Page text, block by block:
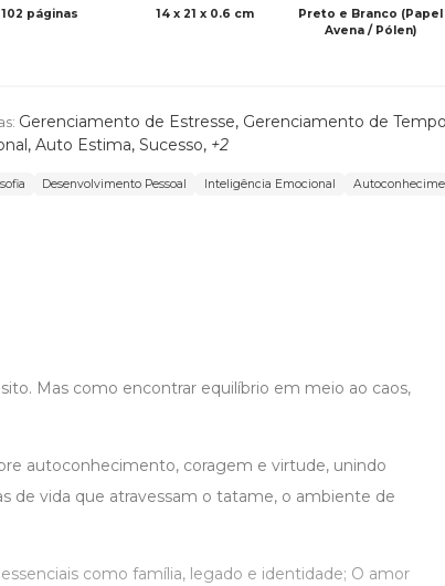
102 páginas 14 x 21 x 0.6 cm
Preto e Branco (Papel
Avena / Pólen)
Gerenciamento de Estresse, Gerenciamento de Tempo
, Auto Estima, Sucesso, +2
Desenvolvimento Pessoal Inteligência Emocional
Mas como encontrar equilíbrio em meio ao caos,
autoconhecimento, coragem e virtude, unindo
de vida que atravessam o tatame, o ambiente de
como família, legado e identidade; O amor